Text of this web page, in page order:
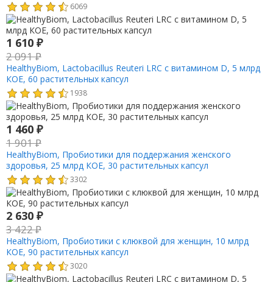
6069
1 610 ₽
2 091₽
HealthyBiom, Lactobacillus Reuteri LRC с витамином D, 5 млрд
КОЕ, 60 растительных капсул
1938
1 460 ₽
1 901₽
HealthyBiom, Пробиотики для поддержания женского
здоровья, 25 млрд КОЕ, 30 растительных капсул
3302
2 630 ₽
3 422₽
HealthyBiom, Пробиотики с клюквой для женщин, 10 млрд
КОЕ, 90 растительных капсул
3020